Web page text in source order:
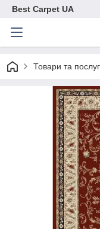
Best Carpet UA
Товари та